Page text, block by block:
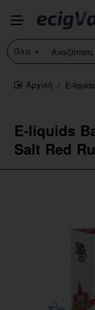
Όλα
Αναζήτηση....
E-liquids
Salt Red
home
E-